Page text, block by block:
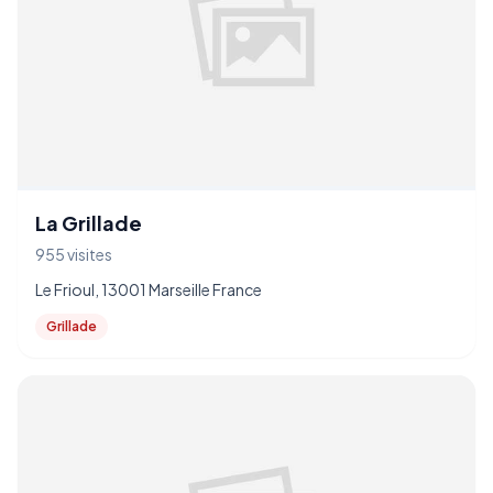
La Grillade
955 visites
Le Frioul, 13001 Marseille France
Grillade